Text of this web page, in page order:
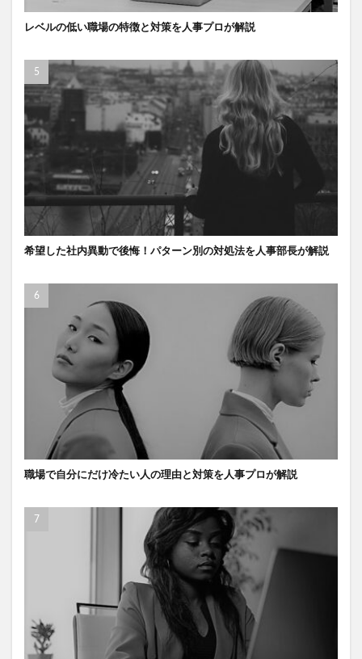
レベルの低い職場の特徴と対策を人事プロが解説
希望した社内異動で後悔！パターン別の対処法を人事部長が解説
職場で自分にだけ冷たい人の理由と対策を人事プロが解説